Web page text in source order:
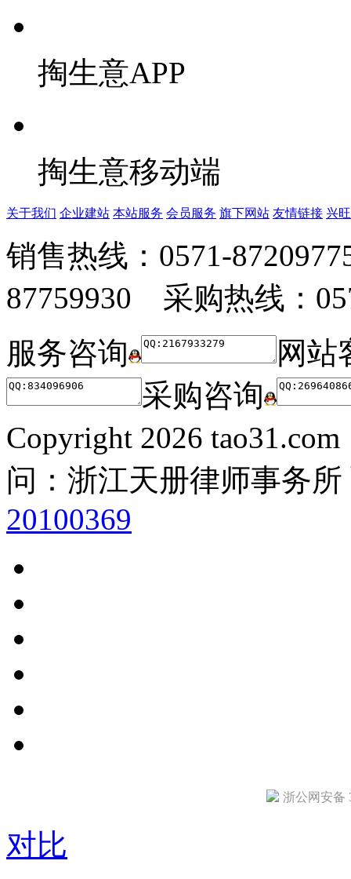
掏生意APP
掏生意移动端
关于我们 企业建站 本站服务 会员服务 旗下网站 友情链接 兴
销售热线：0571-
87759930 采购热线：
服务咨询
网站
采购咨询
Copyright 2026
问：浙江天册律师事务
20100369
浙公网安备
对比